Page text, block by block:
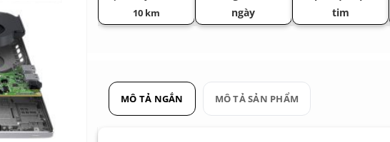
10 km
ngày
tim
MÔ TẢ NGẮN MÔ TẢ SẢN PHẨM